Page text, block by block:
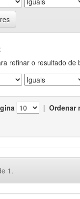
refinar o resultado de
| Ordenar
1.